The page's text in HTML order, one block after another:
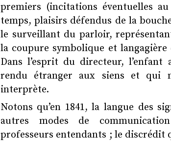
premiers (incitations éventuelles
temps, plaisirs défendus de la
le surveillant du parloir,
la coupure symbolique et
Dans l’esprit du directeur,
rendu étranger aux siens et qui
interprète.
Notons qu’en 1841, la langue des
autres modes de
professeurs entendants ; le discrédit